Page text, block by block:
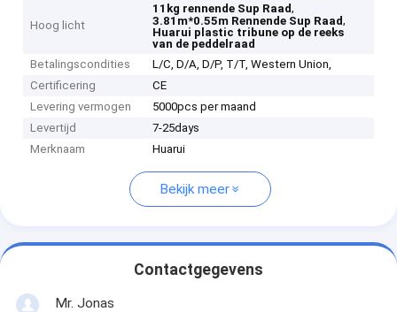
Hoog licht
11kg rennende Sup Raad,
3.81m*0.55m Rennende Sup Raad,
Huarui plastic tribune op de reeks
van de peddelraad
Betalingscondities
L/C, D/A, D/P, T/T, Western Union,
Certificering
CE
Levering vermogen
5000pcs per maand
Levertijd
7-25days
Merknaam
Huarui
Bekijk meer
Contactgegevens
Mr. Jonas